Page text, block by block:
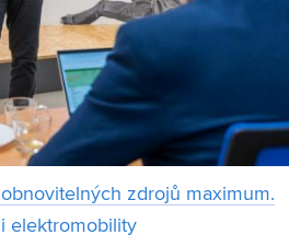
zdrojů maximum.
elektromobility